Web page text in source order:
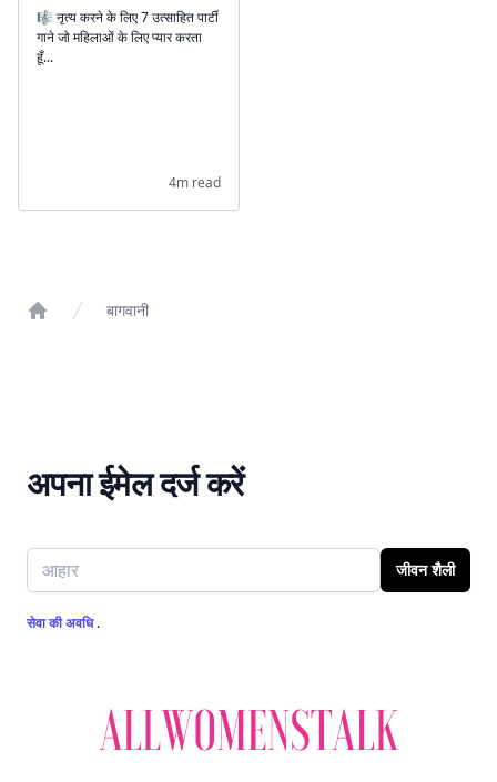
🎼 नृत्य करने के लिए 7 उत्साहित पार्टी
गाने जो महिलाओं के लिए प्यार करता
हूँ...
4m read
बागवानी
अपना ईमेल दर्ज करें
Email address जीवन शैली
सेवा की अवधि.